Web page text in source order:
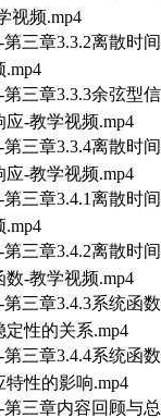
视频.mp4
第三章3.3.2离散时
.mp4
第三章3.3.3余弦型
应-教学视频.mp4
第三章3.3.4离散时
应-教学视频.mp4
第三章3.4.1离散时
.mp4
第三章3.4.2离散时
数-教学视频.mp4
第三章3.4.3系统函
定性的关系.mp4
第三章3.4.4系统函
特性的影响.mp4
第三章内容回顾与